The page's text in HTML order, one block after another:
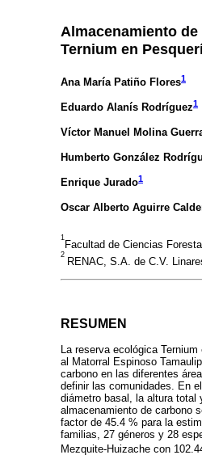
Almacenamiento
Ternium en
Ana María Patiño Flores1
Eduardo Alanís Rodríguez1
Víctor Manuel Molina
Humberto González
Enrique Jurado1
Oscar Alberto Aguirre
1
Facultad de Ciencias
2
RENAC, S.A. de C.V.
RESUMEN
La reserva ecológica
al Matorral Espinoso
carbono en las diferentes
definir las comunidades. En
diámetro basal, la altura total
almacenamiento de carbono
factor de 45.4 % para la
familias, 27 géneros y 28
Mezquite-Huizache con